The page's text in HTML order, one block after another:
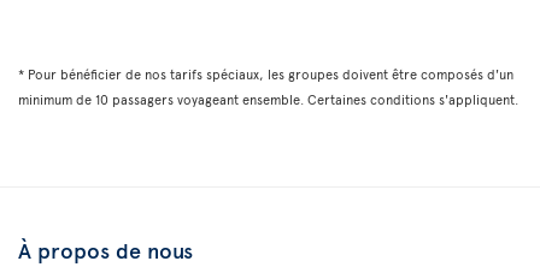
* Pour bénéficier de nos tarifs spéciaux, les groupes doivent être composés d'un
minimum de 10 passagers voyageant ensemble. Certaines conditions s'appliquent.
À propos de nous